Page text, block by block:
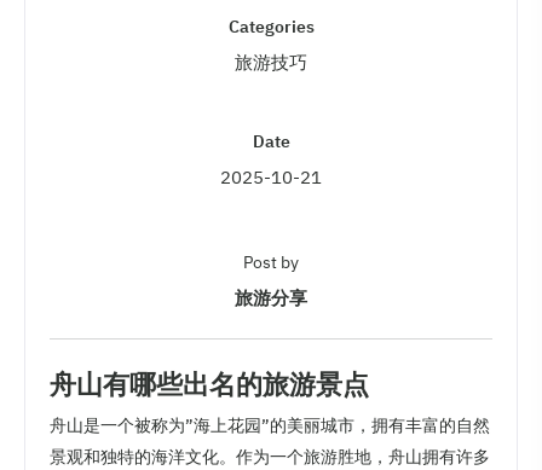
Categories
旅游技巧
Date
2025-10-21
Post by
旅游分享
舟山有哪些出名的旅游景点
舟山是一个被称为”海上花园”的美丽城市，拥有丰富的自然
景观和独特的海洋文化。作为一个旅游胜地，舟山拥有许多